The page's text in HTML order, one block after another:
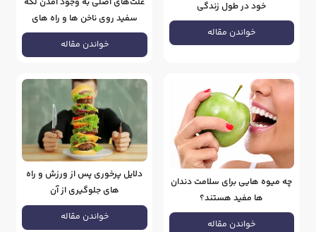
خود در طول زندگی
خواندن مقاله
سفید روی ناخن ها و راه های
بهبود
خواندن مقاله
چه میوه هایی برای سلامت دندان
ها مفید هستند؟
خواندن مقاله
دلایل پرخوری پس از ورزش و راه
های جلوگیری از آن
خواندن مقاله